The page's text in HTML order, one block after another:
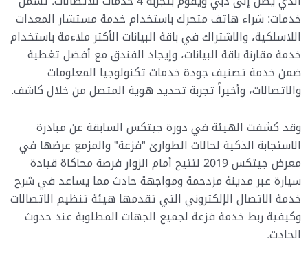
خدمات: شراء هاتف متحرك باستخدام خدمة مستشار المعدات
اللاسلكية، والاشتراك في باقة البيانات الأكثر ملاءمة باستخدام
خدمة مقارنة باقة البيانات، وإيجاد الفندق مع أفضل تغطية
ضمن خدمة تصنيف جودة خدمات تكنولوجيا المعلومات
والاتصالات، وأخيراً تجربة تحديد هوية المتصل من خلال كاشف.
وقد كشفت الهيئة في دورة جيتكس السابقة عن مبادرة
الاستجابة الذكية لحالات الطوارئ "فزعة" والمزمع عرضها في
معرض جيتكس 2019 لتتيح أمام الزوار فرصة محاكاة قيادة
سيارة عبر مدينة مزدحمة ومواجهة حادث مما يساعد في شرح
خدمة الاتصال الإلكتروني التي تقدمها هيئة تنظيم الاتصالات
وكيفية ربط خدمة فزعة لجميع الجهات المطلوبة عند حدوث
الحادث.